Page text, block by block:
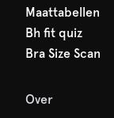
Maattabellen
Bh fit quiz
Bra Size Scan
Over